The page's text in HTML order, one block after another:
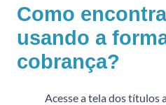
Como
usando a
cobrança?
Acesse a tela dos títulos